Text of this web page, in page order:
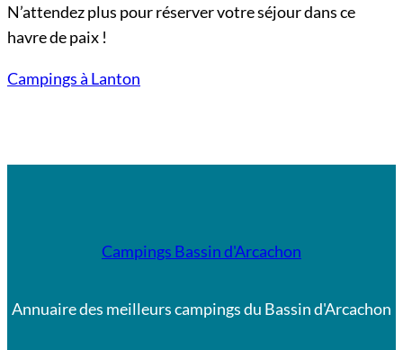
N’attendez plus pour réserver votre séjour dans ce
havre de paix !
Campings à Lanton
Campings Bassin d'Arcachon
Annuaire des meilleurs campings du Bassin d'Arcachon